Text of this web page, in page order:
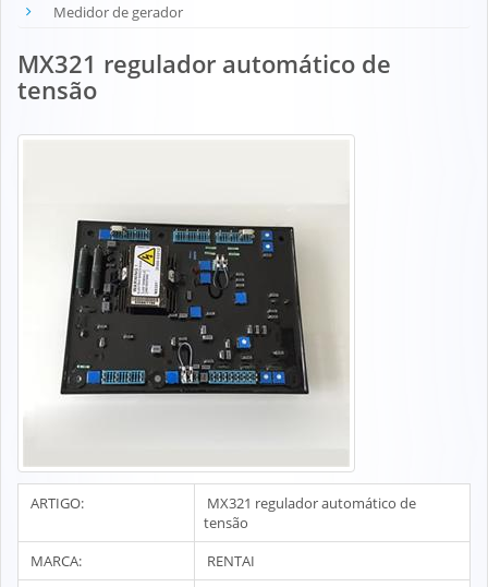
Medidor de gerador
MX321 regulador automático de
tensão
ARTIGO:
MX321 regulador automático de
tensão
MARCA:
RENTAI